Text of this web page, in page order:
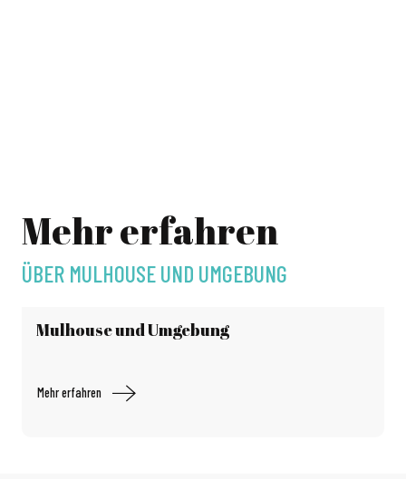
Mehr erfahren
ÜBER MULHOUSE UND UMGEBUNG
Mulhouse und Umgebung
Mehr erfahren